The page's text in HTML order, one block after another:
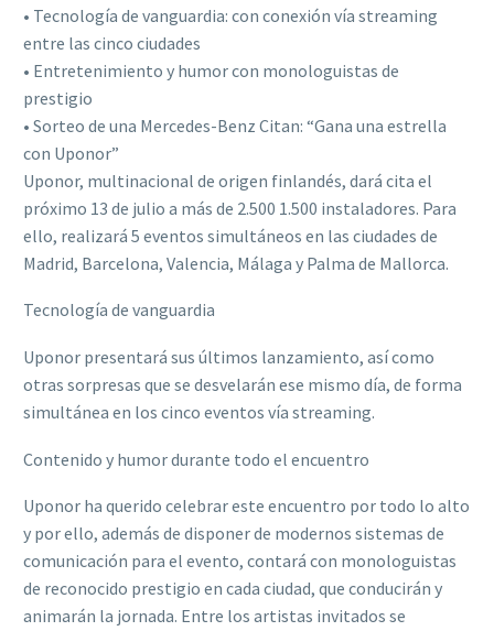
• Tecnología de vanguardia: con conexión vía streaming
entre las cinco ciudades
• Entretenimiento y humor con monologuistas de
prestigio
• Sorteo de una Mercedes-Benz Citan: “Gana una estrella
con Uponor”
Uponor, multinacional de origen finlandés, dará cita el
próximo 13 de julio a más de 2.500 1.500 instaladores. Para
ello, realizará 5 eventos simultáneos en las ciudades de
Madrid, Barcelona, Valencia, Málaga y Palma de Mallorca.
Tecnología de vanguardia
Uponor presentará sus últimos lanzamiento, así como
otras sorpresas que se desvelarán ese mismo día, de forma
simultánea en los cinco eventos vía streaming.
Contenido y humor durante todo el encuentro
Uponor ha querido celebrar este encuentro por todo lo alto
y por ello, además de disponer de modernos sistemas de
comunicación para el evento, contará con monologuistas
de reconocido prestigio en cada ciudad, que conducirán y
animarán la jornada. Entre los artistas invitados se